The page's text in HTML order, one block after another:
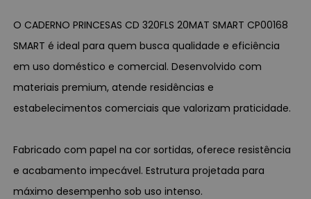
O CADERNO PRINCESAS CD 320FLS 20MAT SMART CP00168
SMART é ideal para quem busca qualidade e eficiência
em uso doméstico e comercial. Desenvolvido com
materiais premium, atende residências e
estabelecimentos comerciais que valorizam praticidade.
Fabricado com papel na cor sortidas, oferece resistência
e acabamento impecável. Estrutura projetada para
máximo desempenho sob uso intenso.